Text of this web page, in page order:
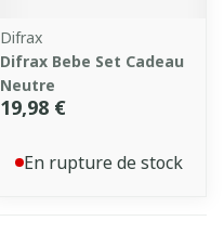
Difrax
Difrax Bebe Set Cadeau
Neutre
19,98 €
En rupture de stock